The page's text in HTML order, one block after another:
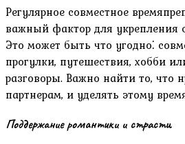
Регулярное совместное
важный фактор для укрепления
Это может быть что угодно⁚
прогулки‚ путешествия‚ хобби
разговоры. Важно найти то‚ что
партнерам‚ и уделять этому
Поддержание романтики и страсти